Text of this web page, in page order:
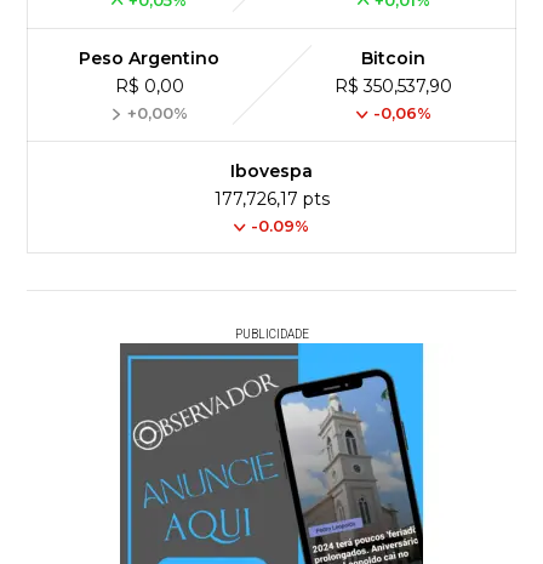
Peso Argentino
R$ 0,00
+0,00%
Bitcoin
R$ 350,537,90
-0,06%
Ibovespa
177,726,17 pts
-0.09%
PUBLICIDADE